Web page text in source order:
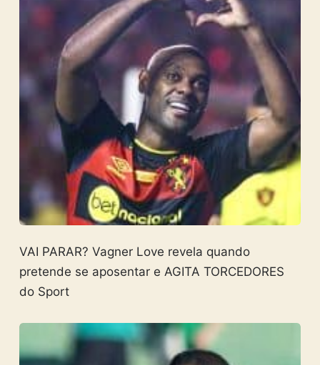
VAI PARAR? Vagner Love revela quando
pretende se aposentar e AGITA TORCEDORES
do Sport